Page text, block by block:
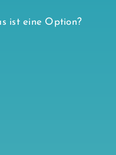
ist eine Option?